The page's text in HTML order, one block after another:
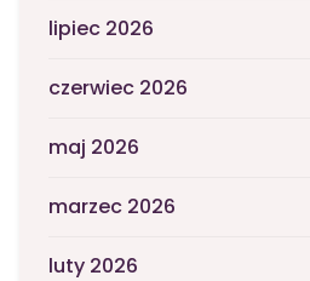
lipiec 2026
czerwiec 2026
maj 2026
marzec 2026
luty 2026